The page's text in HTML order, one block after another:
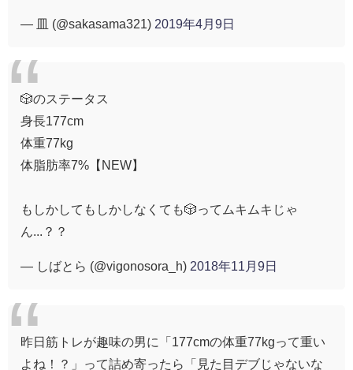
— 皿 (@sakasama321) 2019年4月9日
🎲のステータス
身長177cm
体重77kg
体脂肪率7%【NEW】
もしかしてもしかしなくても🎲ってムキムキじゃ
ん...？？
— しばとら (@vigonosora_h) 2018年11月9日
昨日筋トレが趣味の男に「177cmの体重77kgって重い
よね！？」って詰め寄ったら「見た目デブじゃないな